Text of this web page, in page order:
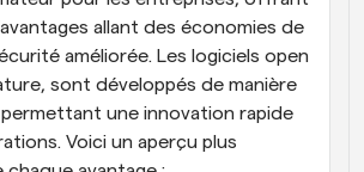
allant des économies de
améliorée. Les logiciels open
sont développés de manière
une innovation rapide
Voici un aperçu plus